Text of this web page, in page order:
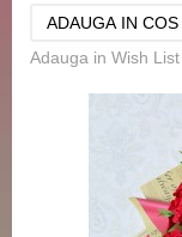
Adauga in Wish List